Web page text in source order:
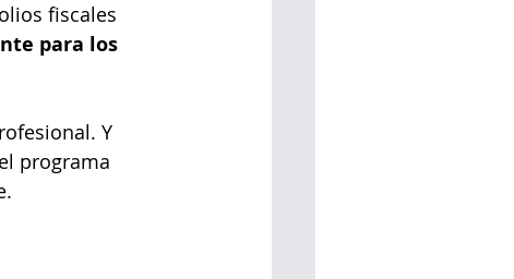
fiscales
para los
Y
programa